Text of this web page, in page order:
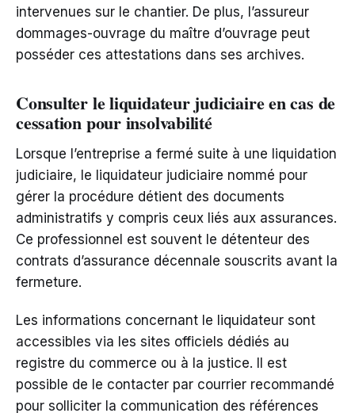
intervenues sur le chantier. De plus, l’assureur
dommages-ouvrage du maître d’ouvrage peut
posséder ces attestations dans ses archives.
Consulter le liquidateur judiciaire en cas de
cessation pour insolvabilité
Lorsque l’entreprise a fermé suite à une liquidation
judiciaire, le liquidateur judiciaire nommé pour
gérer la procédure détient des documents
administratifs y compris ceux liés aux assurances.
Ce professionnel est souvent le détenteur des
contrats d’assurance décennale souscrits avant la
fermeture.
Les informations concernant le liquidateur sont
accessibles via les sites officiels dédiés au
registre du commerce ou à la justice. Il est
possible de le contacter par courrier recommandé
pour solliciter la communication des références